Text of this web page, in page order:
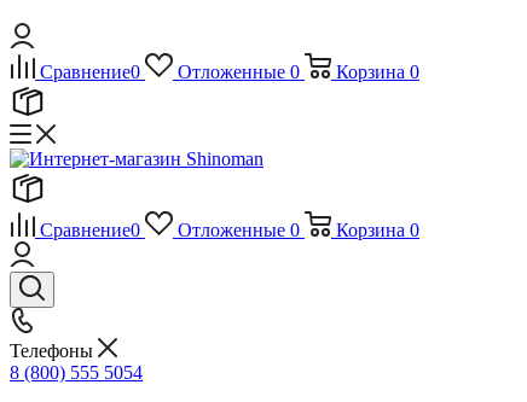
Сравнение0 Отложенные 0 Корзина 0
Сравнение0 Отложенные 0 Корзина 0
Телефоны
8 (800) 555 5054